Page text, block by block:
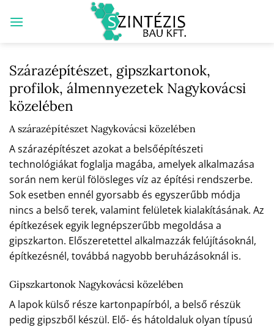
Szárazépítészet, gipszkartonok,
profilok, álmennyezetek Nagykovácsi
közelében
A szárazépítészet Nagykovácsi közelében
A szárazépítészet azokat a belsőépítészeti
technológiákat foglalja magába, amelyek alkalmazása
során nem kerül fölösleges víz az építési rendszerbe.
Sok esetben ennél gyorsabb és egyszerűbb módja
nincs a belső terek, valamint felületek kialakításának. Az
építkezések egyik legnépszerűbb megoldása a
gipszkarton. Előszeretettel alkalmazzák felújításoknál,
építkezésnél, továbbá nagyobb beruházásoknál is.
Gipszkartonok Nagykovácsi közelében
A lapok külső része kartonpapírból, a belső részük
pedig gipszből készül. Elő- és hátoldaluk olyan típusú